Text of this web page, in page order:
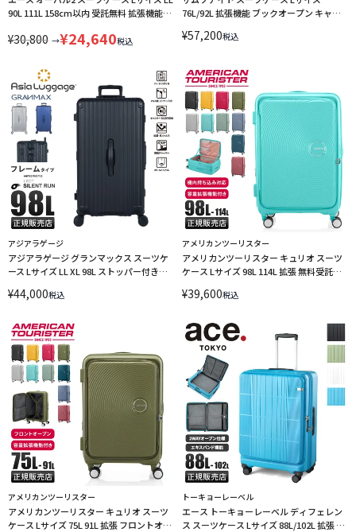
90L 111L 158cm以内 受託無料 拡張機能
¥30,800 →¥24,640税込
76L/92L 拡張機能 ブックオープン キャリ
キスパンダブル Samsonite SPINNER 68
¥57,200税込
アジアラゲージ
アジアラゲージ グランマックス スーツケ
ース Lサイズ LL XL 98L ストッパー付き
LINECPN
¥44,000税込
アメリカンツーリスター
アメリカンツーリスター キュリオ スーツ
ケース Lサイズ 98L 114L 拡張 無料受託
AmericanTourister CURIO LINECPN
¥39,600税込
アメリカンツーリスター
アメリカンツーリスター キュリオ スーツ
ケース Lサイズ 75L 91L 拡張 フロントオー
トーキョーレーベル
エース トーキョーレーベル ディフェレン
ス スーツケース Lサイズ 88L/102L 拡張 片